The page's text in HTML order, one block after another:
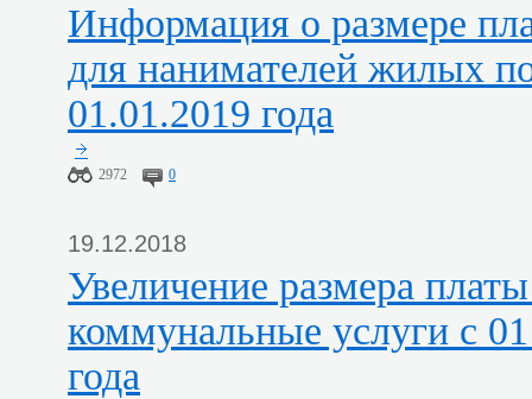
Информация о размере платы за наем
для нанимателей жилых
01.01.2019 года
2972 0
19.12.2018
Увеличение размера платы за жилищно-
коммунальные услуги с
года